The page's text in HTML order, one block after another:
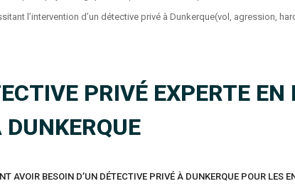
l’intervention d’un détective privé à Dunkerque(vol, agression,
PRIVÉ EXPERTE
AVOIR BESOIN D’UN DÉTECTIVE PRIVÉ À DUNKERQUE POUR LES